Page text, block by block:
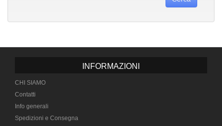
INFORMAZIONI
CHI SIAMO
Contatti
Info generali
Spedizioni e Consegna